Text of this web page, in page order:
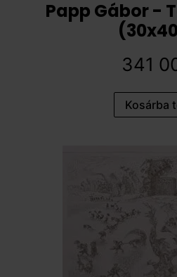
Papp Gábor -
341
Kosárba